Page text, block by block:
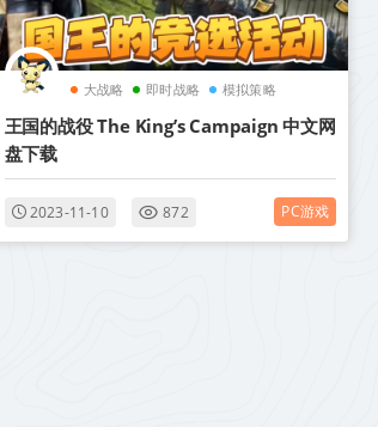
大战略 即时战略 模拟策略
王国的战役 The King’s Campaign 中文网
盘下载
2023-11-10 872 PC游戏